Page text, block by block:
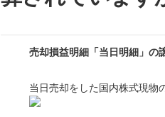
売却損益明細「当日明細」の
回答
当日売却をした国内株式現物